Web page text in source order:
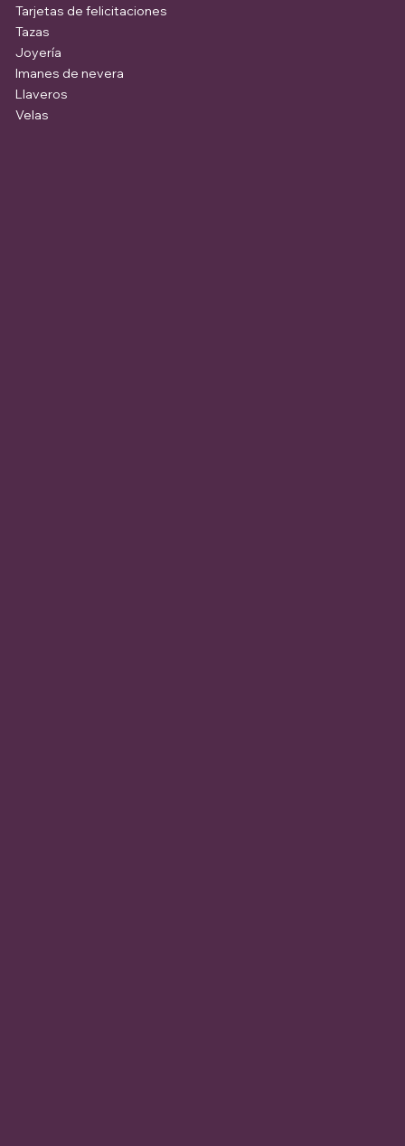
Tarjetas de felicitaciones
Tazas
Joyería
Imanes de nevera
Llaveros
Velas